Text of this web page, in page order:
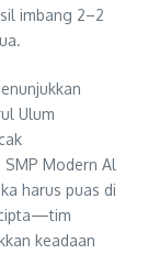
imbang 2–2
Ulum
Modern Al
harus puas di
keadaan